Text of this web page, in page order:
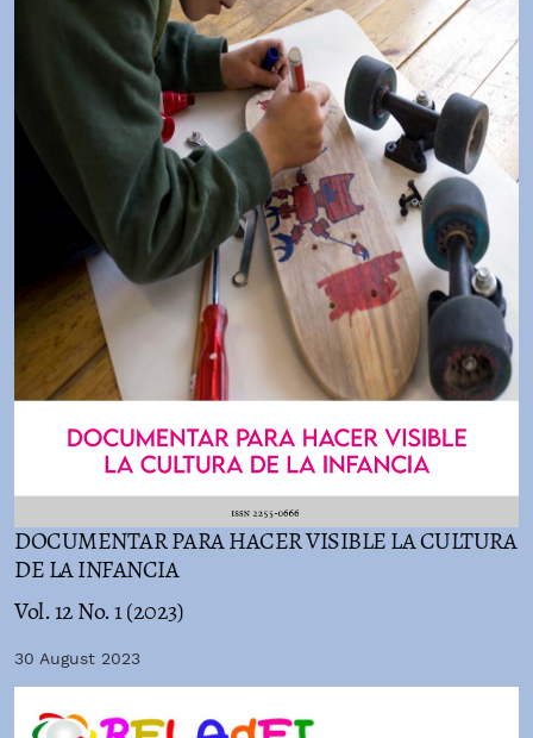
DOCUMENTAR PARA HACER VISIBLE LA CULTURA
DE LA INFANCIA
Vol. 12 No. 1 (2023)
30 August 2023